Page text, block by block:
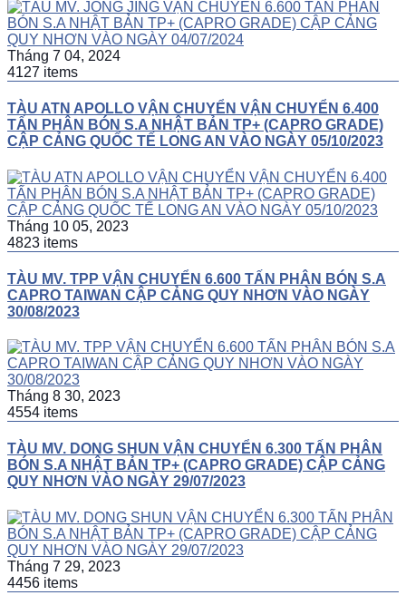
Tháng 7 04, 2024
4127 items
TÀU ATN APOLLO VẬN CHUYỂN VẬN CHUYỂN 6.400
TẤN PHÂN BÓN S.A NHẬT BẢN TP+ (CAPRO GRADE)
CẬP CẢNG QUỐC TẾ LONG AN VÀO NGÀY 05/10/2023
Tháng 10 05, 2023
4823 items
TÀU MV. TPP VẬN CHUYỂN 6.600 TẤN PHÂN BÓN S.A
CAPRO TAIWAN CẬP CẢNG QUY NHƠN VÀO NGÀY
30/08/2023
Tháng 8 30, 2023
4554 items
TÀU MV. DONG SHUN VẬN CHUYỂN 6.300 TẤN PHÂN
BÓN S.A NHẬT BẢN TP+ (CAPRO GRADE) CẬP CẢNG
QUY NHƠN VÀO NGÀY 29/07/2023
Tháng 7 29, 2023
4456 items